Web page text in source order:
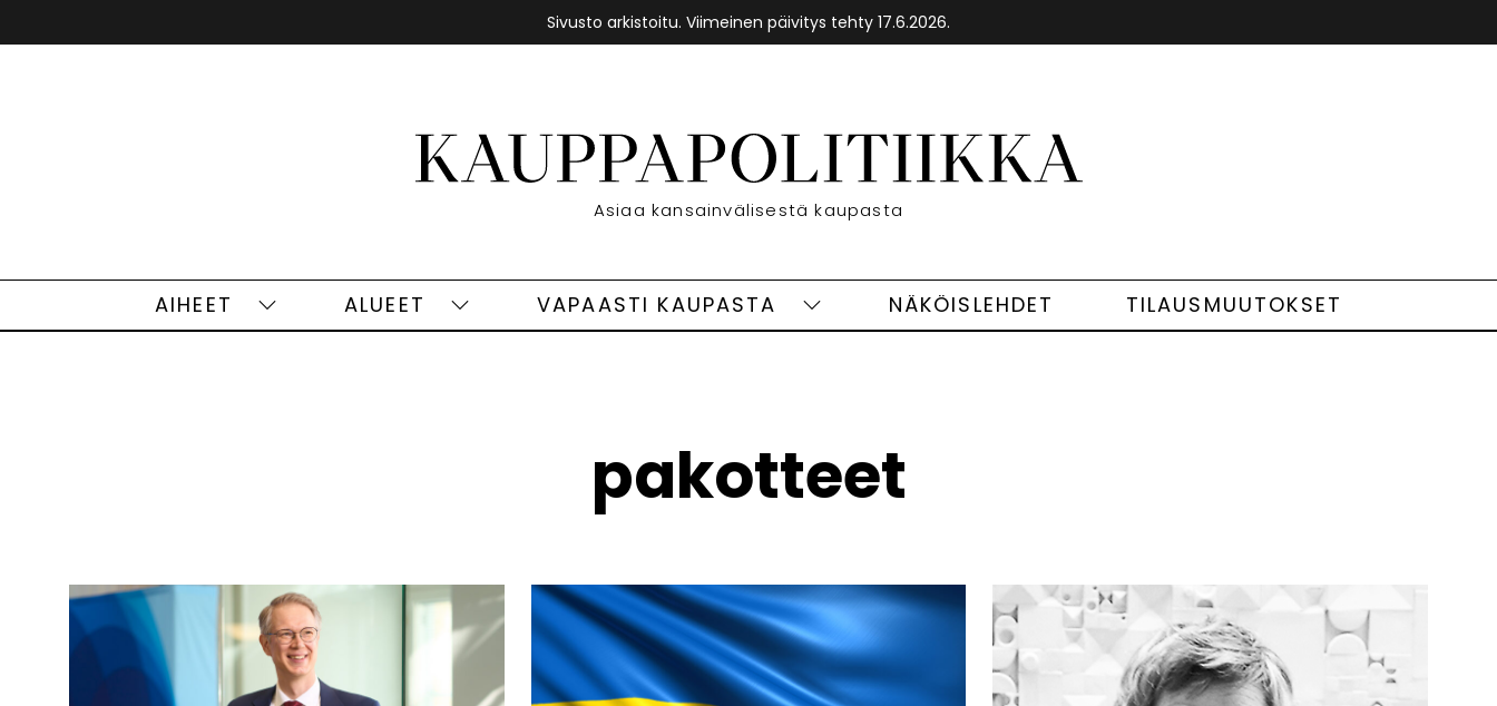
Sivusto arkistoitu. Viimeinen päivitys tehty 17.6.2026.
Etusivu
Asiaa kansainvälisestä kaupasta
AIHEET
Aiheet
ALUEET
Alueet
VAPAASTI KAUPASTA
VapaastiNÄKÖISLEHDET TILAUSMUUTOKSET
pakotteet